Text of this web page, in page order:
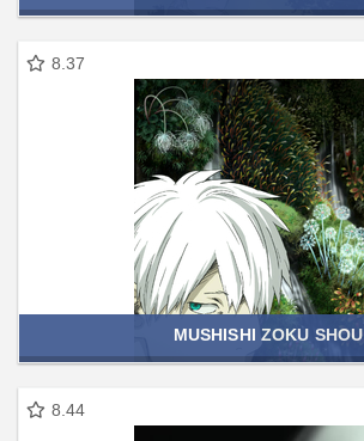
8.37
MUSHISHI ZOKU SHOU
8.44